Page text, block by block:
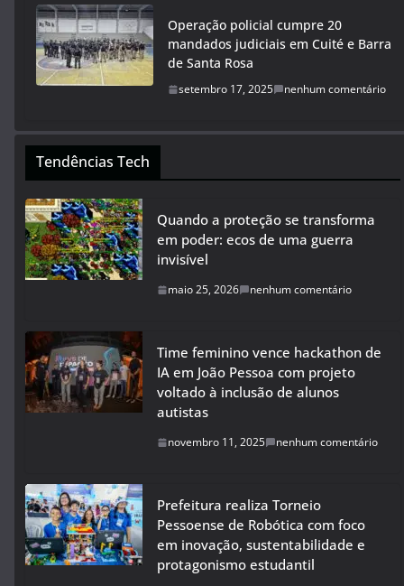
Operação policial cumpre 20
mandados judiciais em Cuité e Barra
de Santa Rosa
setembro 17, 2025 nenhum comentário
Tendências Tech
Quando a proteção se transforma
em poder: ecos de uma guerra
invisível
maio 25, 2026 nenhum comentário
Time feminino vence hackathon de
IA em João Pessoa com projeto
voltado à inclusão de alunos
autistas
novembro 11, 2025 nenhum comentário
Prefeitura realiza Torneio
Pessoense de Robótica com foco
em inovação, sustentabilidade e
protagonismo estudantil